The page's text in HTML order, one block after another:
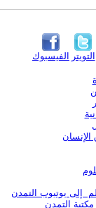
الفيسبوك التويتر
الإنسان
إلى يوتيوب التمدن
التمدن